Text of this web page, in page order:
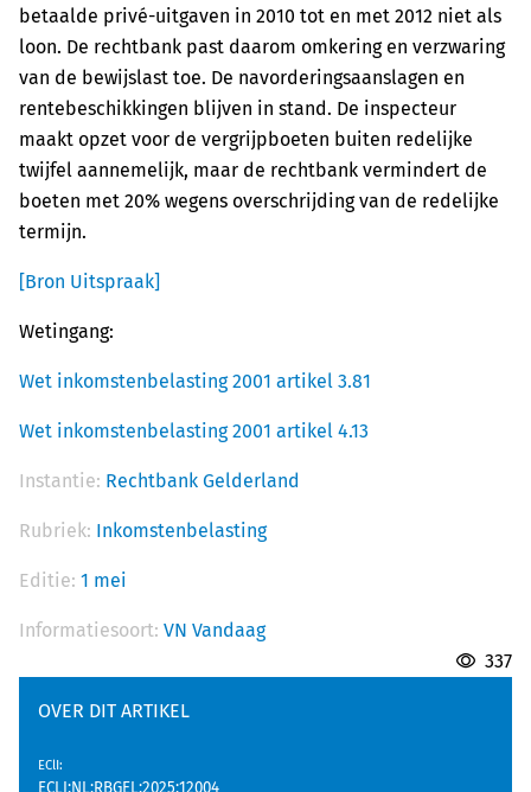
betaalde privé-uitgaven in 2010 tot en met 2012 niet als
loon. De rechtbank past daarom omkering en verzwaring
van de bewijslast toe. De navorderingsaanslagen en
rentebeschikkingen blijven in stand. De inspecteur
maakt opzet voor de vergrijpboeten buiten redelijke
twijfel aannemelijk, maar de rechtbank vermindert de
boeten met 20% wegens overschrijding van de redelijke
termijn.
[Bron Uitspraak]
Wetingang:
Wet inkomstenbelasting 2001 artikel 3.81
Wet inkomstenbelasting 2001 artikel 4.13
Instantie: Rechtbank Gelderland
Rubriek: Inkomstenbelasting
Editie: 1 mei
Informatiesoort: VN Vandaag
337
OVER DIT ARTIKEL
EClI: